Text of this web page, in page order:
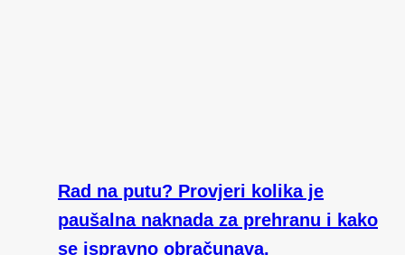
Rad na putu? Provjeri kolika je
paušalna naknada za prehranu i kako
se ispravno obračunava.